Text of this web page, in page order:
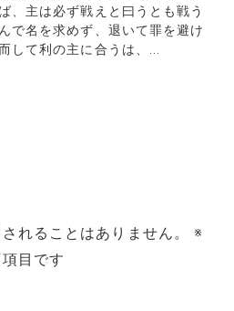
、主は必ず戦えと曰うとも戦う
で名を求めず、退いて罪を避け
して利の主に合うは、...
れることはありません。
※
目です